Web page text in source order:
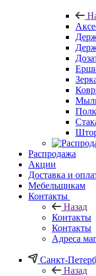
Распродажа
Акции
Доставка и
Мебельщикам
Контакты
Назад
Контакты
Контакты
Адреса
Санкт-
Назад